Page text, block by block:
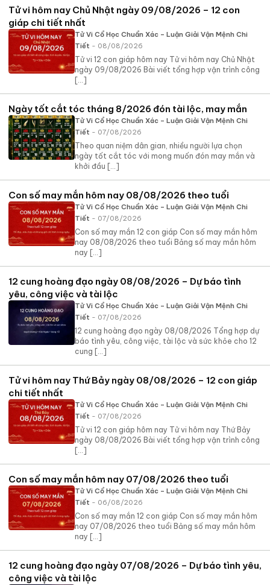
Tử vi hôm nay Chủ Nhật ngày 09/08/2026 – 12 con
giáp chi tiết nhất
Tử Vi Cổ Học Chuẩn Xác – Luận Giải Vận Mệnh Chi
Tiết - 08/08/2026
Tử vi 12 con giáp hôm nay Tử vi hôm nay Chủ Nhật
ngày 09/08/2026 Bài viết tổng hợp vận trình công
[...]
Ngày tốt cắt tóc tháng 8/2026 đón tài lộc, may mắn
Tử Vi Cổ Học Chuẩn Xác – Luận Giải Vận Mệnh Chi
Tiết - 07/08/2026
Theo quan niệm dân gian, nhiều người lựa chọn
ngày tốt cắt tóc với mong muốn đón may mắn và
khởi đầu [...]
Con số may mắn hôm nay 08/08/2026 theo tuổi
Tử Vi Cổ Học Chuẩn Xác – Luận Giải Vận Mệnh Chi
Tiết - 07/08/2026
Con số may mắn 12 con giáp Con số may mắn hôm
nay 08/08/2026 theo tuổi Bảng số may mắn hôm
nay [...]
12 cung hoàng đạo ngày 08/08/2026 – Dự báo tình
yêu, công việc và tài lộc
Tử Vi Cổ Học Chuẩn Xác – Luận Giải Vận Mệnh Chi
Tiết - 07/08/2026
12 cung hoàng đạo ngày 08/08/2026 Tổng hợp dự
báo tình yêu, công việc, tài lộc và sức khỏe cho 12
cung [...]
Tử vi hôm nay Thứ Bảy ngày 08/08/2026 – 12 con giáp
chi tiết nhất
Tử Vi Cổ Học Chuẩn Xác – Luận Giải Vận Mệnh Chi
Tiết - 07/08/2026
Tử vi 12 con giáp hôm nay Tử vi hôm nay Thứ Bảy
ngày 08/08/2026 Bài viết tổng hợp vận trình công
[...]
Con số may mắn hôm nay 07/08/2026 theo tuổi
Tử Vi Cổ Học Chuẩn Xác – Luận Giải Vận Mệnh Chi
Tiết - 06/08/2026
Con số may mắn 12 con giáp Con số may mắn hôm
nay 07/08/2026 theo tuổi Bảng số may mắn hôm
nay [...]
12 cung hoàng đạo ngày 07/08/2026 – Dự báo tình yêu,
công việc và tài lộc